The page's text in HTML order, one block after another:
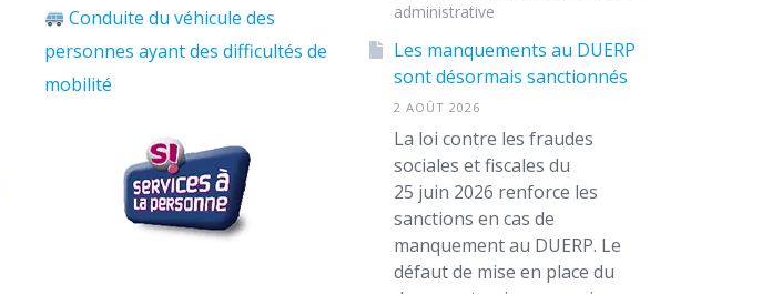
Conduite du véhicule des
personnes ayant des difficultés de
mobilité
administrative
Les manquements au DUERP
sont désormais sanctionnés
2 AOÛT 2026
La loi contre les fraudes
sociales et fiscales du
25 juin 2026 renforce les
sanctions en cas de
manquement au DUERP. Le
défaut de mise en place du